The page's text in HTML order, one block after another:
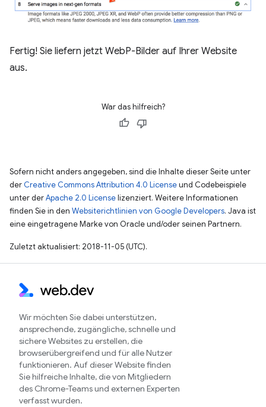
Fertig! Sie liefern jetzt WebP-Bilder auf Ihrer Website
aus.
War das hilfreich?
Sofern nicht anders angegeben, sind die Inhalte dieser Seite unter
der Creative Commons Attribution 4.0 Licenseund Codebeispiele
unter derApache 2.0 Licenselizenziert. Weitere Informationen
finden Sie in den Websiterichtlinien von Google Developers. Java ist
eine eingetragene Marke von Oracle und/oder seinen Partnern.
Zuletzt aktualisiert: 2018-11-05 (UTC).
Wir möchten Sie dabei unterstützen,
ansprechende, zugängliche, schnelle und
sichere Websites zu erstellen, die
browserübergreifend und für alle Nutzer
funktionieren. Auf dieser Website finden
Sie hilfreiche Inhalte, die von Mitgliedern
des Chrome-Teams und externen Experten
verfasst wurden.